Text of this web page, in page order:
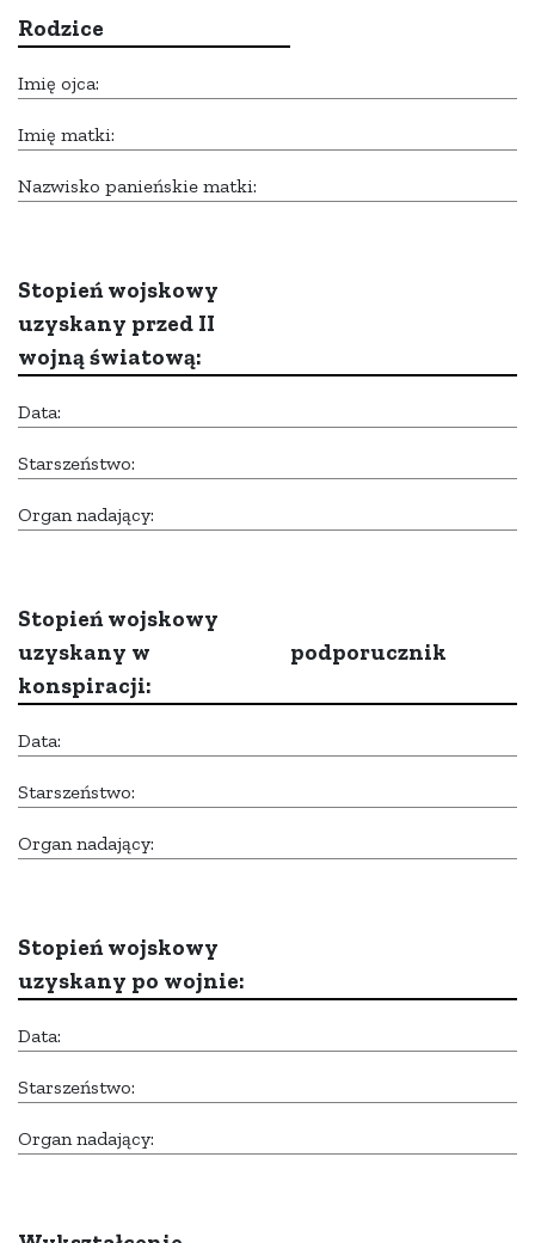
Rodzice
Imię ojca:
Imię matki:
Nazwisko panieńskie matki:
Stopień wojskowy
uzyskany przed II
wojną światową:
Data:
Starszeństwo:
Organ nadający:
Stopień wojskowy
uzyskany w
konspiracji:
podporucznik
Data:
Starszeństwo:
Organ nadający:
Stopień wojskowy
uzyskany po wojnie:
Data:
Starszeństwo:
Organ nadający: